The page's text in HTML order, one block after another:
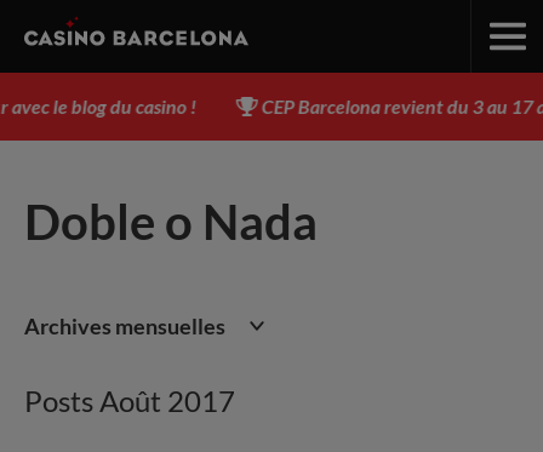
du casino ! CEP Barcelona revient du 3 au 17 août -
Doble o Nada
Archives mensuelles
Posts Août 2017